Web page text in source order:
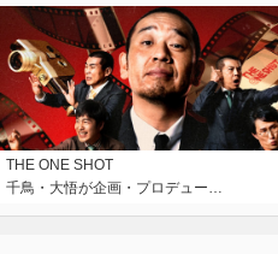
THE ONE SHOT
千鳥・大悟が企画・プロデュー…